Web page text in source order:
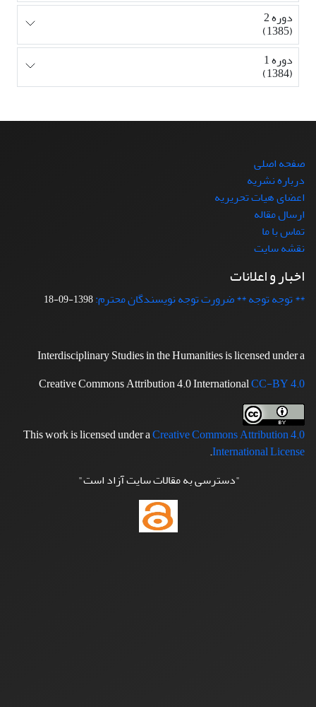
دوره 2
(1385)
دوره 1
(1384)
صفحه اصلی
درباره نشریه
اعضای هیات تحریریه
ارسال مقاله
تماس با ما
نقشه سایت
اخبار و اعلانات
** توجه توجه ** ضرورت توجه نویسندگان محترم:1398-09-18
Interdisciplinary Studies in the Humanities is licensed under a
Creative Commons Attribution 4.0 InternationalCC-BY 4.0
This work is licensed under aCreative Commons Attribution 4.0
International License
.
"دسترسی به مقالات سایت آزاد است"